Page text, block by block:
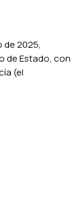
de 2025,
de Estado, con
(el